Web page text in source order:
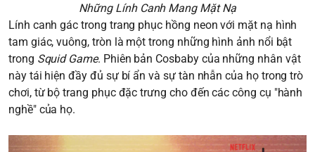
Những Lính Canh Mang Mặt Nạ
Lính canh gác trong trang phục hồng neon với mặt nạ hình
tam giác, vuông, tròn là một trong những hình ảnh nổi bật
trong Squid Game. Phiên bản Cosbaby của những nhân vật
này tái hiện đầy đủ sự bí ẩn và sự tàn nhẫn của họ trong trò
chơi, từ bộ trang phục đặc trưng cho đến các công cụ "hành
nghề" của họ.